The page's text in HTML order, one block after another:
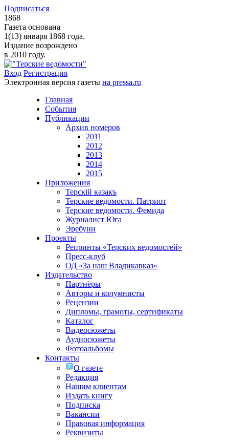
Подписаться
1868
Газета основана
1(13) января 1868 года.
Издание возрождено
в 2010 году.
Вход Регистрация
Электронная версия газеты на pressa.ru
Главная
События
Публикации
Архив номеров
2011
2012
2013
2014
2015
Приложения
Терскiй казакъ
Терские ведомости. Патриот
Терские ведомости. Фемида
Журналист Юга
Эребуни
Проекты
Репринты «Терских ведомостей»
Пресс-клуб
ОД «За наш Владикавказ»
Издательство
Партнёры
Авторы и колумнисты
Рецензии
Дипломы, грамоты, сертификаты
Каталог
Видеосюжеты
Аудиосюжеты
Фотоальбомы
Контакты
О газете
Редакция
Нашим клиентам
Издать книгу
Подписка
Вакансии
Правовая информация
Реквизиты